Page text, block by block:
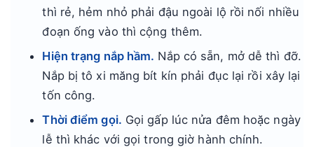
thì rẻ, hẻm nhỏ phải đậu ngoài lộ rồi nối nhiều
đoạn ống vào thì cộng thêm.
Hiện trạng nắp hầm. Nắp có sẵn, mở dễ thì đỡ.
Nắp bị tô xi măng bít kín phải đục lại rồi xây lại
tốn công.
Thời điểm gọi. Gọi gấp lúc nửa đêm hoặc ngày
lễ thì khác với gọi trong giờ hành chính.